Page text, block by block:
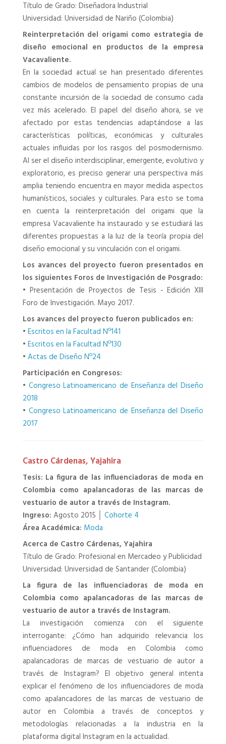
Título de Grado: Diseñadora Industrial
Universidad: Universidad de Nariño (Colombia)
Reinterpretación del origami como estrategia de
diseño emocional en productos de la empresa
Vacavaliente.
En la sociedad actual se han presentado diferentes
cambios de modelos de pensamiento propias de una
constante incursión de la sociedad de consumo cada
vez más acelerado. El papel del diseño ahora, se ve
afectado por estas tendencias adaptándose a las
características políticas, económicas y culturales
actuales influidas por los rasgos del posmodernismo.
Al ser el diseño interdisciplinar, emergente, evolutivo y
exploratorio, es preciso generar una perspectiva más
amplia teniendo encuentra en mayor medida aspectos
humanísticos, sociales y culturales. Para esto se toma
en cuenta la reinterpretación del origami que la
empresa Vacavaliente ha instaurado y se estudiará las
diferentes propuestas a la luz de la teoría propia del
diseño emocional y su vinculación con el origami.
Los avances del proyecto fueron presentados en
los siguientes Foros de Investigación de Posgrado:
• Presentación de Proyectos de Tesis - Edición XIII
Foro de Investigación. Mayo 2017.
Los avances del proyecto fueron publicados en:
• Escritos en la Facultad Nº141
• Escritos en la Facultad Nº130
• Actas de Diseño Nº24
Participación en Congresos:
• Congreso Latinoamericano de Enseñanza del Diseño
2018
• Congreso Latinoamericano de Enseñanza del Diseño
2017
Castro Cárdenas, Yajahira
Tesis: La figura de las influenciadoras de moda en
Colombia como apalancadoras de las marcas de
vestuario de autor a través de Instagram.
Ingreso: Agosto 2015 │ Cohorte 4
Área Académica: Moda
Acerca de Castro Cárdenas, Yajahira
Título de Grado: Profesional en Mercadeo y Publicidad
Universidad: Universidad de Santander (Colombia)
La figura de las influenciadoras de moda en
Colombia como apalancadoras de las marcas de
vestuario de autor a través de Instagram.
La investigación comienza con el siguiente
interrogante: ¿Cómo han adquirido relevancia los
influenciadores de moda en Colombia como
apalancadoras de marcas de vestuario de autor a
través de Instagram? El objetivo general intenta
explicar el fenómeno de los influenciadores de moda
como apalancadores de las marcas de vestuario de
autor en Colombia a través de conceptos y
metodologías relacionadas a la industria en la
plataforma digital Instagram en la actualidad.